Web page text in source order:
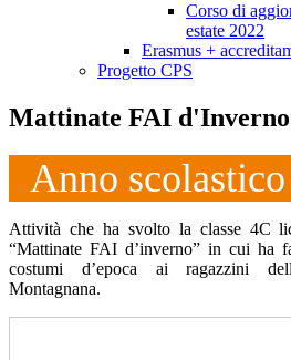
Corso di
estate 2022
Erasmus +
Progetto CPS
Mattinate FAI d'Inverno
Anno
Attività che ha svolto la classe 4C
“Mattinate FAI d’inverno” in cui ha
costumi d’epoca ai ragazzini
Montagnana.